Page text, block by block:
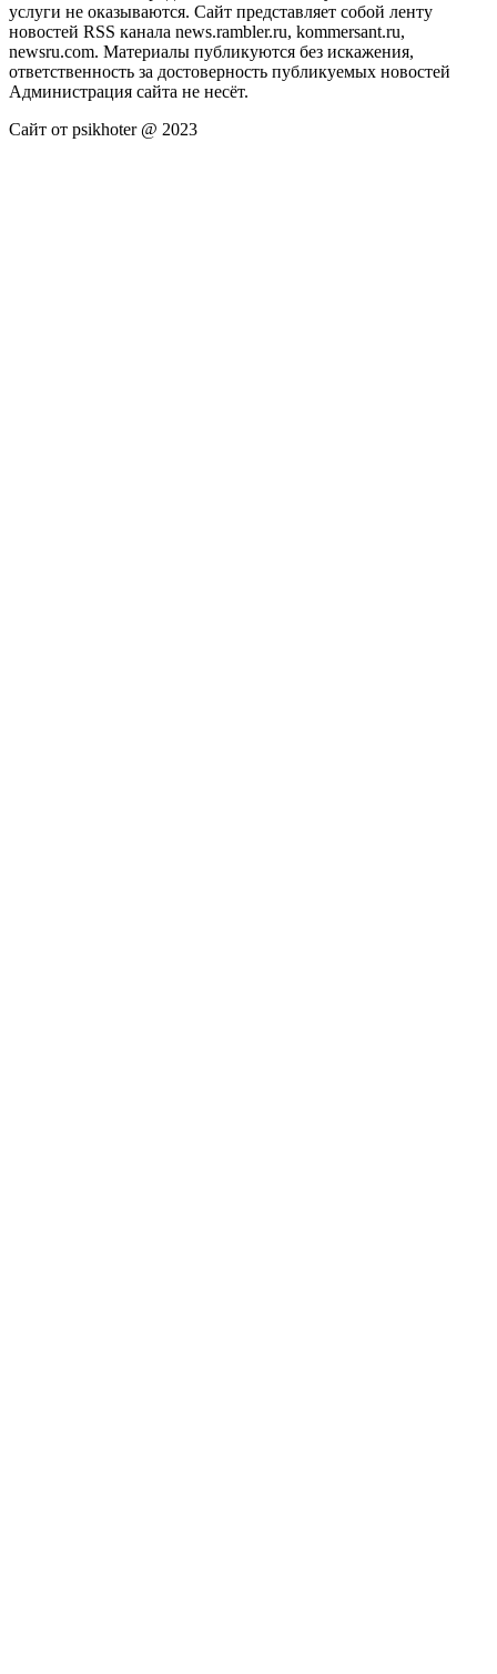
услуги не оказываются. Сайт представляет собой ленту
новостей RSS канала news.rambler.ru, kommersant.ru,
newsru.com. Материалы публикуются без искажения,
ответственность за достоверность публикуемых новостей
Администрация сайта не несёт.
Сайт от psikhoter @ 2023